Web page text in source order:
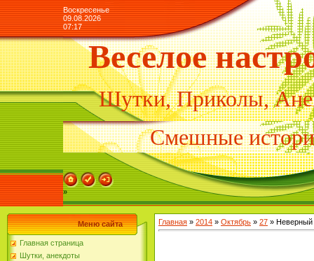
Воскресенье
09.08.2026
07:17
Веселое
Шутки, Приколы,
Смешные
»
Меню сайта
Главная страница
Шутки, анекдоты
Главная » 2014 » Октябрь » 27 » Неверный